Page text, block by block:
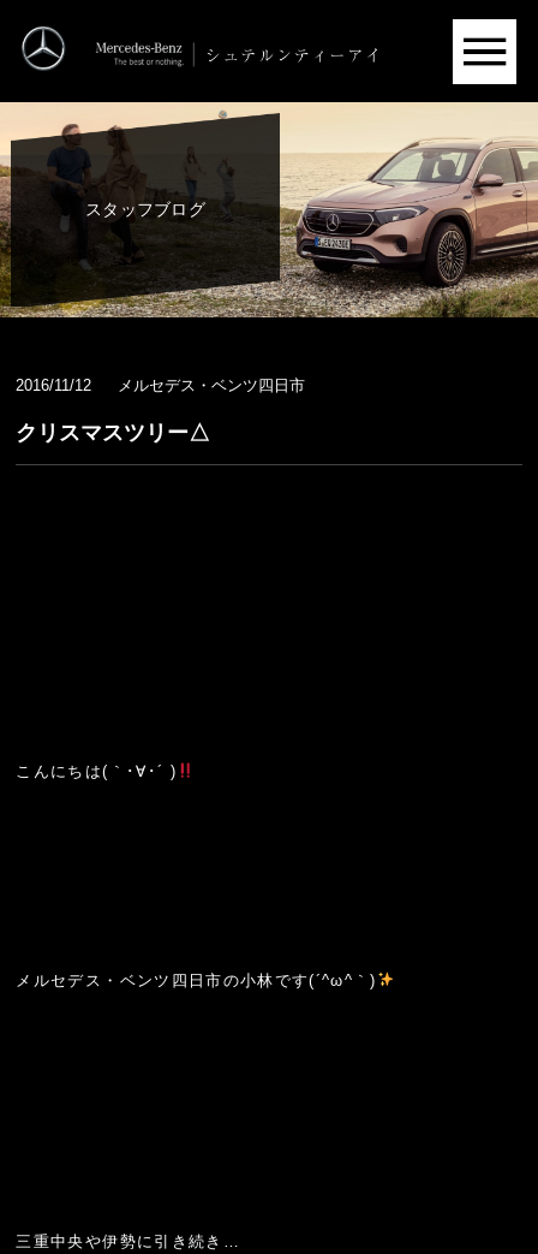
スタッフブログ
2016/11/12 メルセデス・ベンツ四日市
クリスマスツリー△
こんにちは(｀･∀･´ )
メルセデス・ベンツ四日市の小林です(´^ω^｀)
三重中央や伊勢に引き続き…